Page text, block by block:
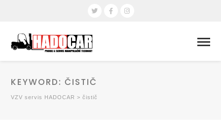
KEYWORD:ČISTIČ
VZV servis HADOCAR >čistič